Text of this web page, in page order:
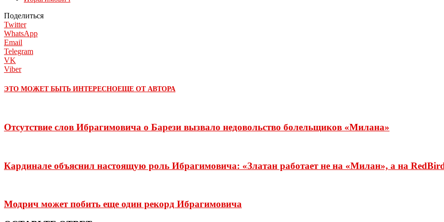
Поделиться
Twitter
WhatsApp
Email
Telegram
VK
Viber
ЭТО МОЖЕТ БЫТЬ ИНТЕРЕСНОЕЩЕ ОТ АВТОРА
Отсутствие слов Ибрагимовича о Барези вызвало недовольство болельщиков «Милана»
Кардинале объяснил настоящую роль Ибрагимовича: «Златан работает не на «Милан», а на
Модрич может побить еще один рекорд Ибрагимовича